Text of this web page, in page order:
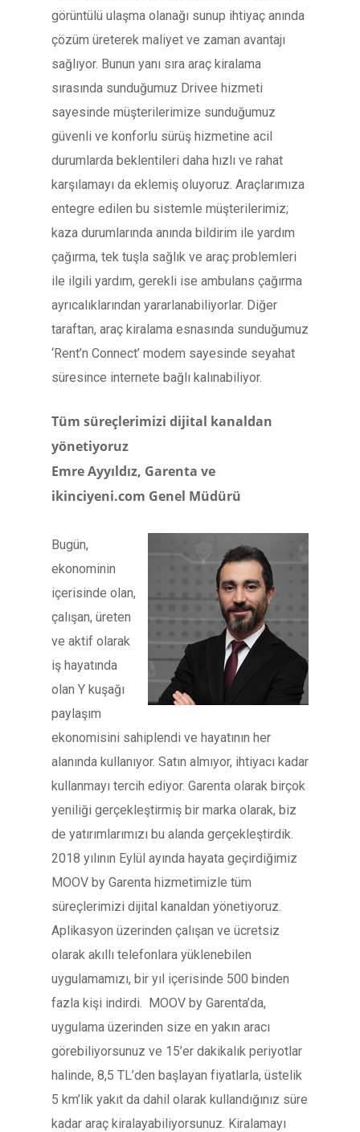
görüntülü ulaşma olanağı sunup ihtiyaç anında
çözüm üreterek maliyet ve zaman avantajı
sağlıyor. Bunun yanı sıra araç kiralama
sırasında sunduğumuz Drivee hizmeti
sayesinde müşterilerimize sunduğumuz
güvenli ve konforlu sürüş hizmetine acil
durumlarda beklentileri daha hızlı ve rahat
karşılamayı da eklemiş oluyoruz. Araçlarımıza
entegre edilen bu sistemle müşterilerimiz;
kaza durumlarında anında bildirim ile yardım
çağırma, tek tuşla sağlık ve araç problemleri
ile ilgili yardım, gerekli ise ambulans çağırma
ayrıcalıklarından yararlanabiliyorlar. Diğer
taraftan, araç kiralama esnasında sunduğumuz
‘Rent’n Connect’ modem sayesinde seyahat
süresince internete bağlı kalınabiliyor.
Tüm süreçlerimizi dijital kanaldan
yönetiyoruz
Emre Ayyıldız, Garenta ve
ikinciyeni.com Genel Müdürü
Bugün,
ekonominin
içerisinde olan,
çalışan, üreten
ve aktif olarak
iş hayatında
olan Y kuşağı
paylaşım
ekonomisini sahiplendi ve hayatının her
alanında kullanıyor. Satın almıyor, ihtiyacı kadar
kullanmayı tercih ediyor. Garenta olarak birçok
yeniliği gerçekleştirmiş bir marka olarak, biz
de yatırımlarımızı bu alanda gerçekleştirdik.
2018 yılının Eylül ayında hayata geçirdiğimiz
MOOV by Garenta hizmetimizle tüm
süreçlerimizi dijital kanaldan yönetiyoruz.
Aplikasyon üzerinden çalışan ve ücretsiz
olarak akıllı telefonlara yüklenebilen
uygulamamızı, bir yıl içerisinde 500 binden
fazla kişi indirdi. MOOV by Garenta’da,
uygulama üzerinden size en yakın aracı
görebiliyorsunuz ve 15’er dakikalık periyotlar
halinde, 8,5 TL’den başlayan fiyatlarla, üstelik
5 km’lik yakıt da dahil olarak kullandığınız süre
kadar araç kiralayabiliyorsunuz. Kiralamayı